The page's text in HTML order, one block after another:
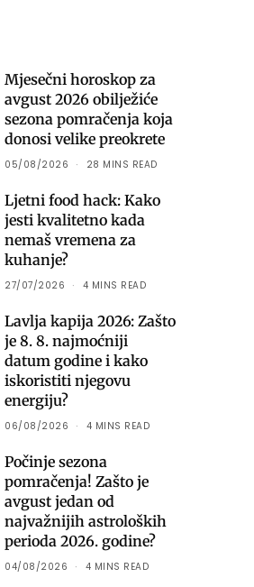
Mjesečni horoskop za
avgust 2026 obilježiće
sezona pomračenja koja
donosi velike preokrete
05/08/2026 28 MINS READ
Ljetni food hack: Kako
jesti kvalitetno kada
nemaš vremena za
kuhanje?
27/07/2026 4 MINS READ
Lavlja kapija 2026: Zašto
je 8. 8. najmoćniji
datum godine i kako
iskoristiti njegovu
energiju?
06/08/2026 4 MINS READ
Počinje sezona
pomračenja! Zašto je
avgust jedan od
najvažnijih astroloških
perioda 2026. godine?
04/08/2026 4 MINS READ